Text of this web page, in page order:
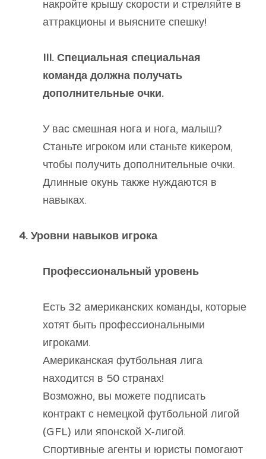
накройте крышу скорости и стреляйте в
аттракционы и выясните спешку!
III. Специальная специальная
команда должна получать
дополнительные очки.
У вас смешная нога и нога, малыш?
Станьте игроком или станьте кикером,
чтобы получить дополнительные очки.
Длинные окунь также нуждаются в
навыках.
4. Уровни навыков игрока
Профессиональный уровень
Есть 32 американских команды, которые
хотят быть профессиональными
игроками.
Американская футбольная лига
находится в 50 странах!
Возможно, вы можете подписать
контракт с немецкой футбольной лигой
(GFL) или японской X-лигой.
Спортивные агенты и юристы помогают